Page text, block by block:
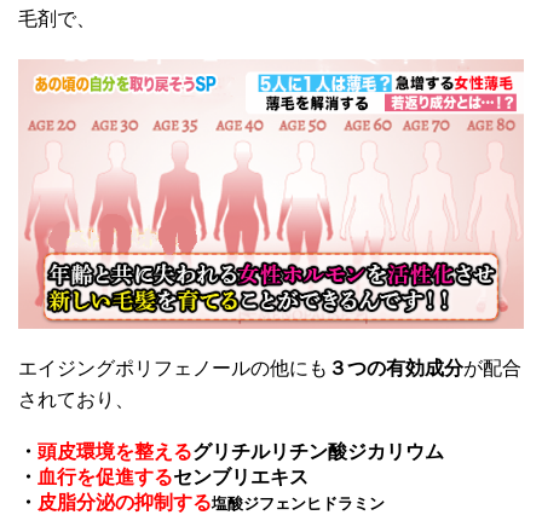
毛剤で、
エイジングポリフェノールの他にも ３つの有効成分が配合
されており、
・ 頭皮環境を整えるグリチルリチン酸ジカリウム
・ 血行を促進するセンブリエキス
・ 皮脂分泌の抑制する塩酸ジフェンヒドラミン